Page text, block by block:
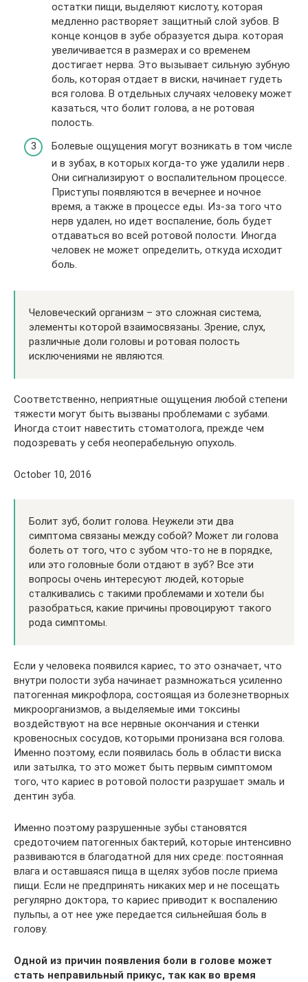
остатки пищи, выделяют кислоту, которая
медленно растворяет защитный слой зубов. В
конце концов в зубе образуется дыра. которая
увеличивается в размерах и со временем
достигает нерва. Это вызывает сильную зубную
боль, которая отдает в виски, начинает гудеть
вся голова. В отдельных случаях человеку может
казаться, что болит голова, а не ротовая
полость.
Болевые ощущения могут возникать в том числе
и в зубах, в которых когда-то уже удалили нерв .
Они сигнализируют о воспалительном процессе.
Приступы появляются в вечернее и ночное
время, а также в процессе еды. Из-за того что
нерв удален, но идет воспаление, боль будет
отдаваться во всей ротовой полости. Иногда
человек не может определить, откуда исходит
боль.
Человеческий организм – это сложная система,
элементы которой взаимосвязаны. Зрение, слух,
различные доли головы и ротовая полость
исключениями не являются.
Соответственно, неприятные ощущения любой степени
тяжести могут быть вызваны проблемами с зубами.
Иногда стоит навестить стоматолога, прежде чем
подозревать у себя неоперабельную опухоль.
October 10, 2016
Болит зуб, болит голова. Неужели эти два
симптома связаны между собой? Может ли голова
болеть от того, что с зубом что-то не в порядке,
или это головные боли отдают в зуб? Все эти
вопросы очень интересуют людей, которые
сталкивались с такими проблемами и хотели бы
разобраться, какие причины провоцируют такого
рода симптомы.
Если у человека появился кариес, то это означает, что
внутри полости зуба начинает размножаться усиленно
патогенная микрофлора, состоящая из болезнетворных
микроорганизмов, а выделяемые ими токсины
воздействуют на все нервные окончания и стенки
кровеносных сосудов, которыми пронизана вся голова.
Именно поэтому, если появилась боль в области виска
или затылка, то это может быть первым симптомом
того, что кариес в ротовой полости разрушает эмаль и
дентин зуба.
Именно поэтому разрушенные зубы становятся
средоточием патогенных бактерий, которые интенсивно
развиваются в благодатной для них среде: постоянная
влага и оставшаяся пища в щелях зубов после приема
пищи. Если не предпринять никаких мер и не посещать
регулярно доктора, то кариес приводит к воспалению
пульпы, а от нее уже передается сильнейшая боль в
голову.
Одной из причин появления боли в голове может
стать неправильный прикус, так как во время